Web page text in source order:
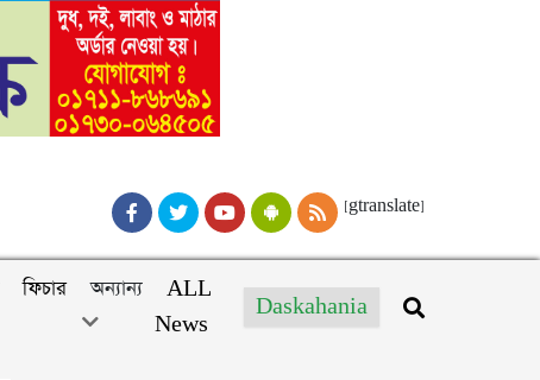
[gtranslate]
ফিচার অন্যান্য
ALL
News
Daskahania